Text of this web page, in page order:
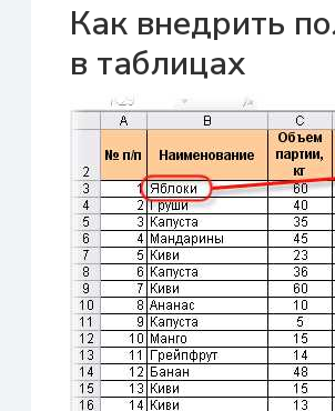
Как внедрить
в таблицах